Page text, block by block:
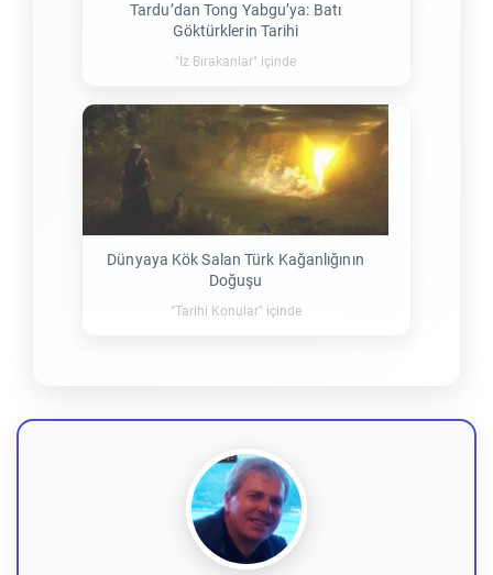
Tardu’dan Tong Yabgu’ya: Batı
Göktürklerin Tarihi
"İz Bırakanlar" içinde
Dünyaya Kök Salan Türk Kağanlığının
Doğuşu
"Tarihi Konular" içinde